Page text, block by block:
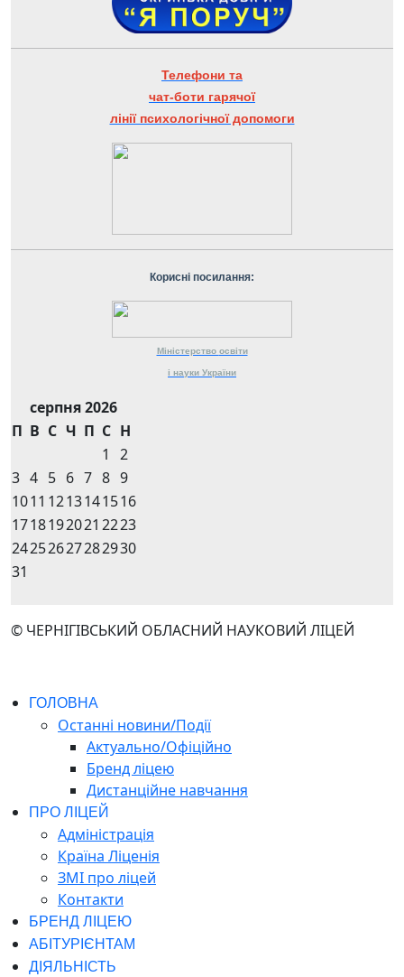
Телефони та
чат-боти гарячої
лінії психологічної допомоги
Корисні посилання:
Міністерство освіти
і науки України
серпня 2026
П В С Ч П С Н
1
2
3 4 5 6 7 8 9
1011 1213141516
1718192021 2223
24252627282930
31
© ЧЕРНІГІВСЬКИЙ ОБЛАСНИЙ НАУКОВИЙ ЛІЦЕЙ
ГОЛОВНА
Останні новини/Події
Актуально/Офіційно
Бренд ліцею
Дистанційне навчання
ПРО ЛІЦЕЙ
Адміністрація
Країна Ліценія
ЗМІ про ліцей
Контакти
БРЕНД ЛІЦЕЮ
АБІТУРІЄНТАМ
ДІЯЛЬНІСТЬ